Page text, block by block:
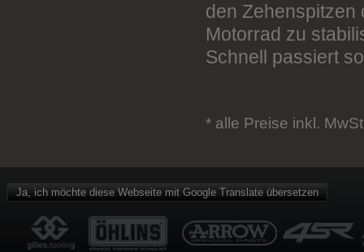
den Zehenspitzen
Motorrad zu
Schnell passiert
* alle Preise inkl.
Ja, ich möchte diese Webseite mit Google Translate übersetzen